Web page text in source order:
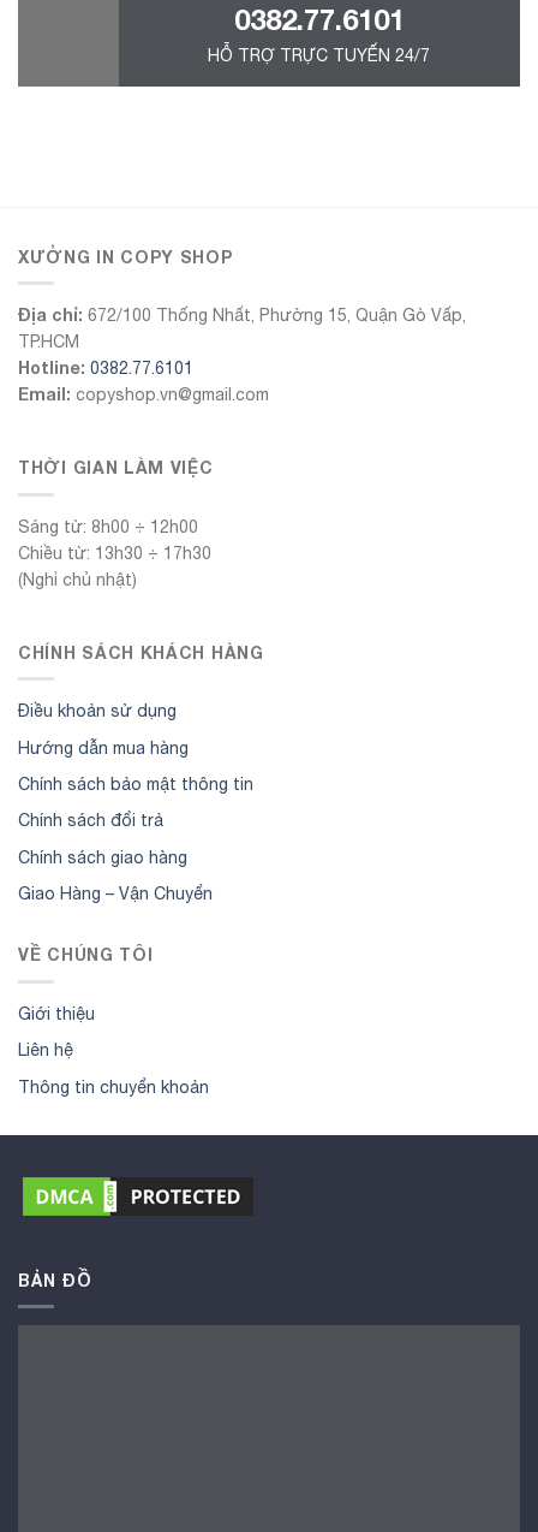
0382.77.6101
HỖ TRỢ TRỰC TUYẾN 24/7
XƯỞNG IN COPY SHOP
Địa chỉ: 672/100 Thống Nhất, Phường 15, Quận Gò Vấp,
TP.HCM
Hotline: 0382.77.6101
Email: copyshop.vn@gmail.com
THỜI GIAN LÀM VIỆC
Sáng từ: 8h00 ÷ 12h00
Chiều từ: 13h30 ÷ 17h30
(Nghỉ chủ nhật)
CHÍNH SÁCH KHÁCH HÀNG
Điều khoản sử dụng
Hướng dẫn mua hàng
Chính sách bảo mật thông tin
Chính sách đổi trả
Chính sách giao hàng
Giao Hàng – Vận Chuyển
VỀ CHÚNG TÔI
Giới thiệu
Liên hệ
Thông tin chuyển khoản
BẢN ĐỒ